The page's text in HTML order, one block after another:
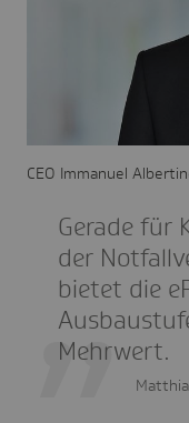
CEO Immanuel
Gerade für
der
bietet die
Mehrwert.